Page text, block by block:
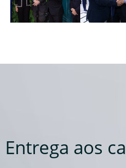
Entrega aos